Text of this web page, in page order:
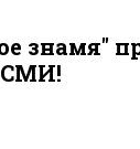
знамя"
СМИ!